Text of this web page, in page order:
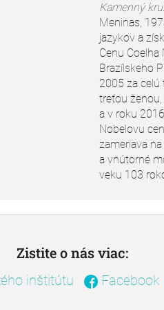
Kamenný
Meninas,
jazykov a
Cenu Coelha
Brazílskeho
2005 za celú
treťou ženou,
a v roku
Nobelovu
zameriava
a vnútorné
veku 103
Zistite o nás viac:
inštitútu Facebook